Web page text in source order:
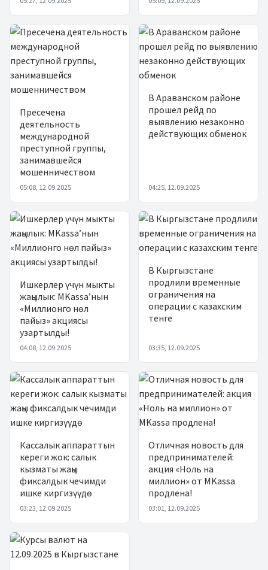
Пресечена
деятельность
международной
преступной группы,
занимавшейся
мошенничеством
05:08, 12.09.2025
В Араванском районе
прошел рейд по
выявлению незаконно
действующих обменок
04:25, 12.09.2025
Ишкерлер үчүн мыкты
жаңылык: MKassa’нын
«Миллионго нөл
пайыз» акциясы
узартылды!
04:08, 12.09.2025
В Кыргызстане
продлили временные
ограничения на
операции с казахским
тенге
03:35, 12.09.2025
Кассалык аппараттын
кереги жок: салык
кызматы жаңы
фиксалдык чечимди
ишке киргизүүдө
03:23, 12.09.2025
Отличная новость для
предпринимателей:
акция «Ноль на
миллион» от MKassa
продлена!
03:01, 12.09.2025